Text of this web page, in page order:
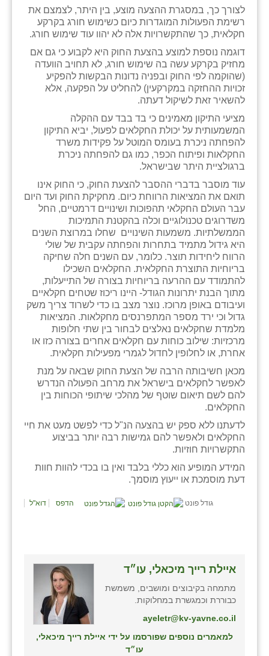
לצורך כך, במסגרת ההצעה מוצע, בין היתר, לצמצם את
רשימת הפעולות המוגדרות כיום כשימוש חורג בקרקע
חקלאית, כך שהתקשרויות אלה לא יהוו עוד שימוש חורג.
דוגמה נוספת למוצע בהצעת החוק היא לקבוע כי גם אם
מחזיק בקרקע עשה בה שימוש חורג, לא תחויב הוועדה
(שהוקמה לפי החוק ובפניה נדונות הבקשות להפקיע
זכויות ההחזקה במקרקעין) להחליט על הפקעה, אלא
להשאיר זאת לשיקול דעתה.
מציעי התיקון מאמינים כי בד בבד עם ההקלה
המשמעותית על יכולת החקלאים לפעול, יביא התיקון
להפחתה ניכרת בעומס המוטל על פקידות משרד
החקלאות ופיתוח הכפר, כמו גם להפחתה ניכרת
ברגולציית היתר שבישראל.
עוד מוסבר בדברי ההסבר להצעת החוק, כי החוק אינו
תואם את המציאות הרווחת כיום. מחקיקת החוק ועד היום
עבר העולם החקלאי תהפוכות ושינויים דרמטיים, החל
משדרוגים טכנולוגיים וכלה בהקטנת התמיכות
הממשלתיות. משמעות השינויים שחלו במרוצת השנים
היא גידול מתמיד בתחרות והפחתה עקבית של שולי
הרווח ליחידות תוצר. כלומר, עם השנים חלה שחיקה
בריוחיות התוצרת החקלאית. החקלאים השכילו
להתמודד עם ההרעה בריוחיות בצורה של התייעלות,
מתוך הבנת יתרונות הגודל- היינו ריכוז שטחים חקלאיים
ועיבודם באופן מרוכז. נוצר מצב בו כדי לשרוד צריך משק
גדול וכי ירד מספר המתפרנסים מחקלאות. המציאות
מלמדת שחקלאים נאלצים לבחור בין שתי חלופות
מרכזיות: שילוב כוחות עם חקלאים אחרים בצורה כזו או
אחרת, או לחלופין לחדול לגמרי מפעילות חקלאית.
מכאן חשיבותה הרבה של הצעת החוק שבאה על מנת
לאפשר לחקלאים בישראל את מרחב הפעולה הנדרש
להם לשם תיאום שוטף של מהלכי שיתופי הכוחות בין
החקלאים.
לדעתנו ללא ספק יש בהצעה הנ"ל כדי לפשט מעט את חיי
החקלאים ולאפשר להם גמישות רבה יותר בביצוע
התקשרויות חוזיות.
המידע המופיע הוא כללי בלבד ואין בו בכדי להוות חוות
דעת מוסמכת או ייעוץ מוסמך.
גודל פונט הדפס דוא"ל
איילת רייך מיכאלי, עו״ד
מתמחה בקיבוצים ומושבים, משמשת
כבוררת וכמגשרת במחלוקות.
ayeletr@kv-yavne.co.il
למאמרים נוספים שפורסמו על ידי איילת רייך מיכאלי,
עו״ד
מכורה
מנחמיה
נאות הכיכר
נווה אטי״ב
נהריה (אג״ש)
ניר צבי
עין חצבה
עין תמר
עמרים
קורנית
קלחים
רועי
רימונים
רמות השבים
רמת הדר
שבי ציון
שדה ורבורג
שדה צבי
שדמה
שכניה